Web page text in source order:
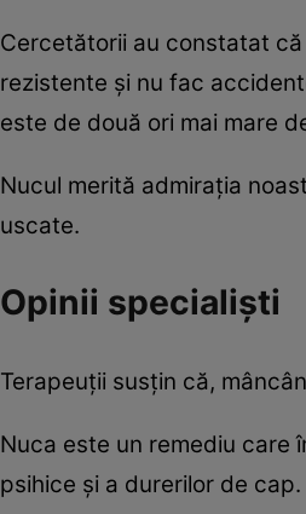
Cercetătorii au constatat
rezistente și nu fac
este de două ori mai mare
Nucul merită admirația
uscate.
Opinii specialiști
Terapeuții susțin că,
Nuca este un remediu care
psihice și a durerilor de cap.